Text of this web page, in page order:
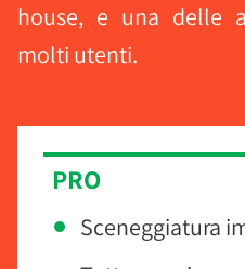
house, e una delle
molti utenti.
PRO
Sceneggiatura